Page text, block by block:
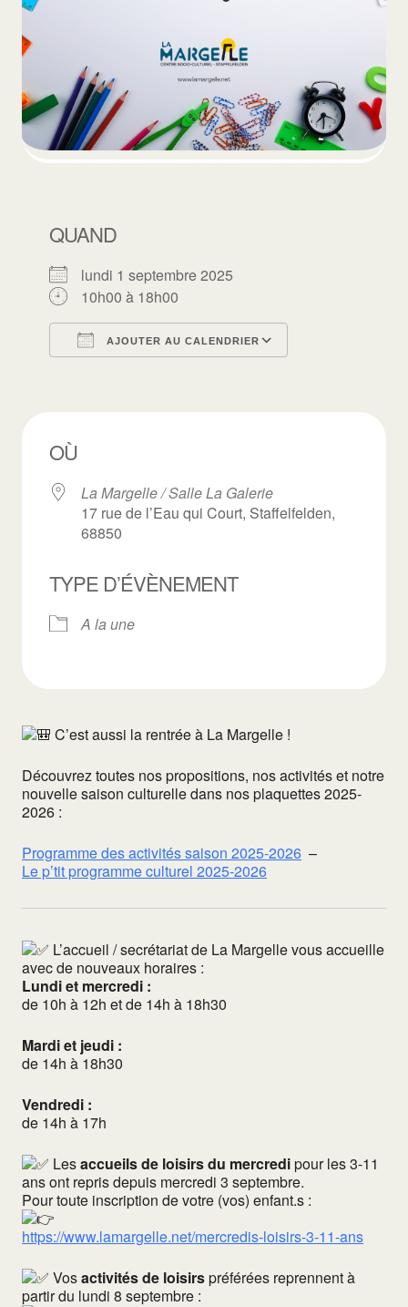
QUAND
lundi 1 septembre 2025
10h00 à 18h00
AJOUTER AU CALENDRIER
OÙ
La Margelle / Salle La Galerie
17 rue de l’Eau qui Court, Staffelfelden,
68850
TYPE D’ÉVÈNEMENT
A la une
C’est aussi la rentrée à La Margelle !
Découvrez toutes nos propositions, nos activités et notre
nouvelle saison culturelle dans nos plaquettes 2025-
2026 :
Programme des activités saison 2025-2026 –
Le p’tit programme culturel 2025-2026
L’accueil / secrétariat de La Margelle vous accueille
avec de nouveaux horaires :
Lundi et mercredi :
de 10h à 12h et de 14h à 18h30
Mardi et jeudi :
de 14h à 18h30
Vendredi :
de 14h à 17h
Lesaccueils de loisirs du mercredipour les 3-11
ans ont repris depuis mercredi 3 septembre.
Pour toute inscription de votre (vos) enfant.s :
https://www.lamargelle.net/mercredis-loisirs-3-11-ans
Vosactivités de loisirspréférées reprennent à
partir du lundi 8 septembre :